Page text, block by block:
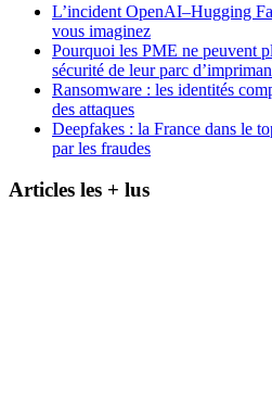
L’incident OpenAI–Hugging
vous imaginez
Pourquoi les PME ne peuvent
sécurité de leur parc
Ransomware : les identités
des attaques
Deepfakes : la France dans le
par les fraudes
Articles les + lus